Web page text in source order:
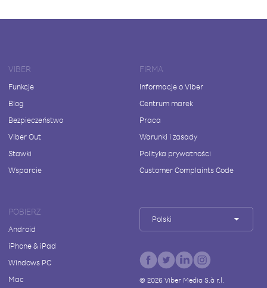
VIBER
Funkcje
Blog
Bezpieczeństwo
Viber Out
Stawki
Wsparcie
FIRMA
Informacje o Viber
Centrum marek
Praca
Warunki i zasady
Polityka prywatności
Customer Complaints Code
POBIERZ
Android
iPhone & iPad
Windows PC
Mac
Polski
© 2026Viber Media S.à r.l.